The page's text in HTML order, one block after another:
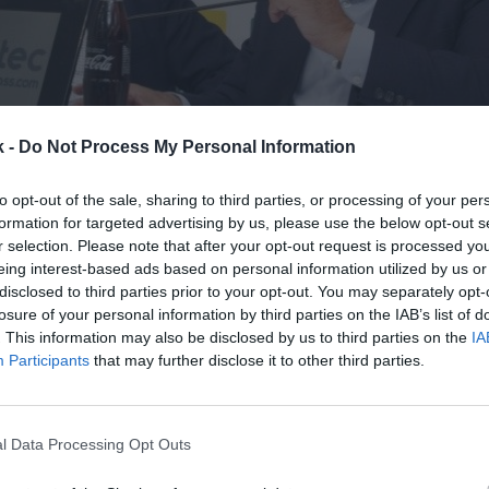
- Do Not Process My Personal Information
opt-out of the sale, sharing to third parties, or processing of your
for targeted advertising by us, please use the below opt-out
selection. Please note that after your opt-out request is processed
interest-based ads based on personal information utilized by us
to third parties prior to your opt-out. You may separately
of your personal information by third parties on the IAB’s list of
This information may also be disclosed by us to third parties on the
Participants that may further disclose it to other third parties.
Data Processing Opt Outs
1 de julio de 2022
Guardar Me gusta
tiene nuevo aliado. La entidad del El Bierzo ha
Tvitec, empresa dedicada a la gestión del vidrio,
para las dos próximas temporadas.El club
a apostar nuevamente por una empresa
términos económicos.
el cierre de 2021-2022, la
cerró 2020-